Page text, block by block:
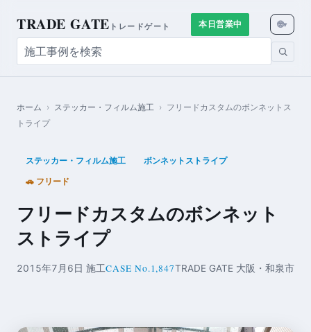
TRADE GATE トレードゲート 本日営業中 🌐▾
ホーム › ステッカー・フィルム施工 › フリードカスタムのボンネットス
トライプ
ステッカー・フィルム施工 ボンネットストライプ
🚗 フリード
フリードカスタムのボンネット
ストライプ
2015年7月6日 施工CASE No.1,847TRADE GATE 大阪・和泉市